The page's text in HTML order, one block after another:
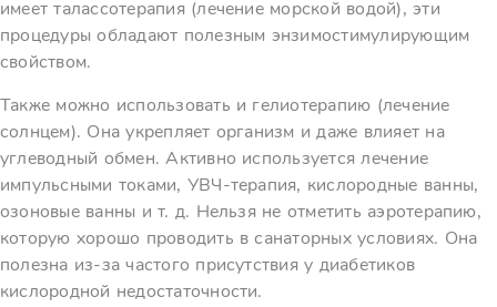
имеет талассотерапия (лечение морской водой), эти
процедуры обладают полезным энзимостимулирующим
свойством.
Также можно использовать и гелиотерапию (лечение
солнцем). Она укрепляет организм и даже влияет на
углеводный обмен. Активно используется лечение
импульсными токами, УВЧ-терапия, кислородные ванны,
озоновые ванны и т. д. Нельзя не отметить аэротерапию,
которую хорошо проводить в санаторных условиях. Она
полезна из-за частого присутствия у диабетиков
кислородной недостаточности.